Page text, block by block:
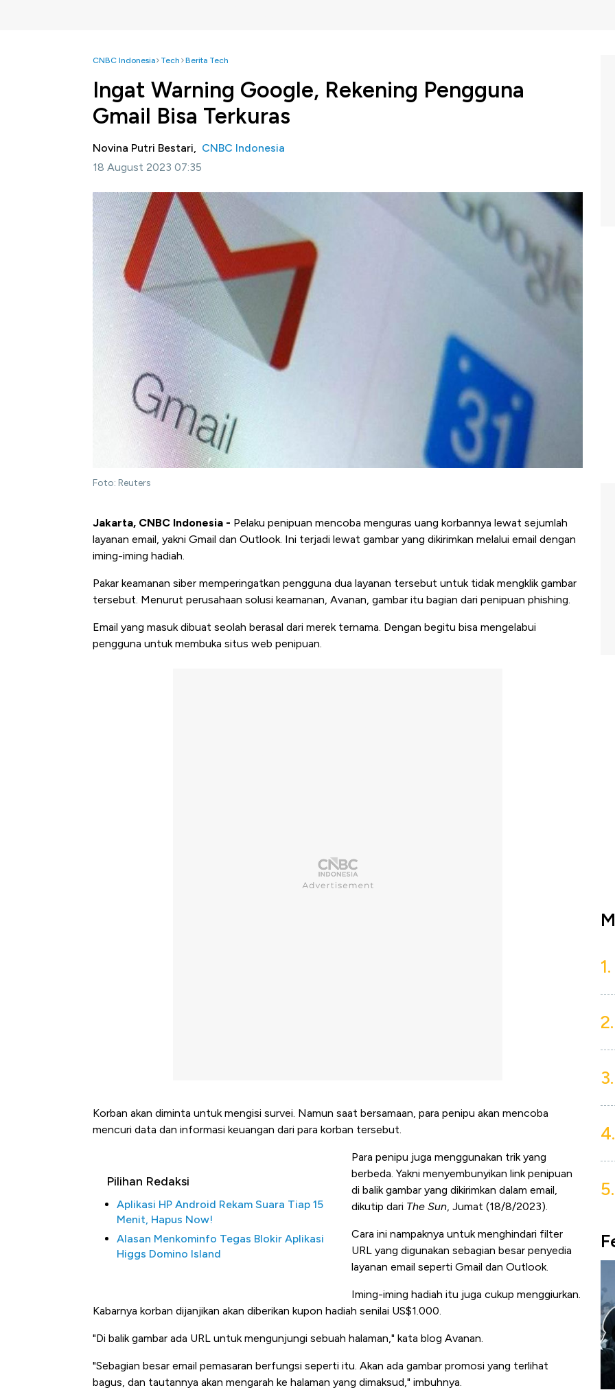
CNBC Indonesia Tech Berita Tech
Ingat Warning Google, Rekening Pengguna
Gmail Bisa Terkuras
Novina Putri Bestari, CNBC Indonesia
18 August 2023 07:35
Foto: Reuters
Jakarta, CNBC Indonesia - Pelaku penipuan mencoba menguras uang korbannya lewat sejumlah
layanan email, yakni Gmail dan Outlook. Ini terjadi lewat gambar yang dikirimkan melalui email dengan
iming-iming hadiah.
Pakar keamanan siber memperingatkan pengguna dua layanan tersebut untuk tidak mengklik gambar
tersebut. Menurut perusahaan solusi keamanan, Avanan, gambar itu bagian dari penipuan phishing.
Email yang masuk dibuat seolah berasal dari merek ternama. Dengan begitu bisa mengelabui
pengguna untuk membuka situs web penipuan.
Korban akan diminta untuk mengisi survei. Namun saat bersamaan, para penipu akan mencoba
mencuri data dan informasi keuangan dari para korban tersebut.
Pilihan Redaksi
Aplikasi HP Android Rekam Suara Tiap 15
Menit, Hapus Now!
Alasan Menkominfo Tegas Blokir Aplikasi
Higgs Domino Island
Para penipu juga menggunakan trik yang
berbeda. Yakni menyembunyikan link penipuan
di balik gambar yang dikirimkan dalam email,
dikutip dari The Sun, Jumat (18/8/2023).
Cara ini nampaknya untuk menghindari filter
URL yang digunakan sebagian besar penyedia
layanan email seperti Gmail dan Outlook.
Iming-iming hadiah itu juga cukup menggiurkan.
Kabarnya korban dijanjikan akan diberikan kupon hadiah senilai US$1.000.
"Di balik gambar ada URL untuk mengunjungi sebuah halaman," kata blog Avanan.
"Sebagian besar email pemasaran berfungsi seperti itu. Akan ada gambar promosi yang terlihat
bagus, dan tautannya akan mengarah ke halaman yang dimaksud," imbuhnya.
1.
2.
3.
4.
5.